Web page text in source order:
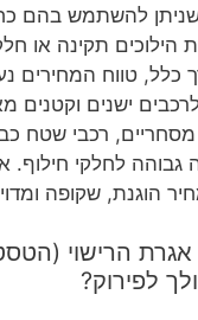
להשתמש בהם
הילוכים תקינה או
כלל, טווח המחירים
ישנים וקטנים
רכבי שטח
הוגנת, שקופה
הרישוי
לפירוק?